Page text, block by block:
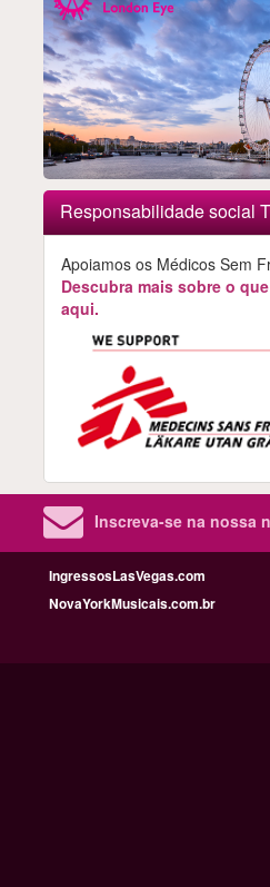
Responsabilidade social
Apoiamos os Médicos Sem
Descubra mais sobre o
aqui.
Inscreva-se na nossa
IngressosLasVegas.com
NovaYorkMusicais.com.br